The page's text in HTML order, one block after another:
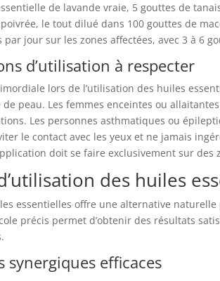
de lavande vraie, 5 gouttes de
le tout dilué dans 100 gouttes de
par jour sur les zones affectées, avec 3 à 6
d’utilisation à respecter
lors de l’utilisation des huiles
peau. Les femmes enceintes ou
Les personnes asthmatiques ou
le contact avec les yeux et ne jamais
doit se faire exclusivement sur
des huiles
essentielles offre une alternative
précis permet d’obtenir des résultats
synergiques efficaces